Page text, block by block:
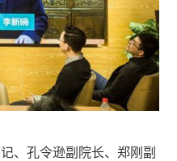
、孔令逊副院长、郑刚副